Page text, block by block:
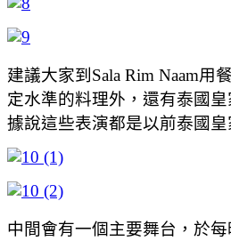
建議大家到Sala Rim Naam用
定水準的料理外，還有泰國皇
據說這些表演都是以前泰國皇
中間會有一個主要舞台，於